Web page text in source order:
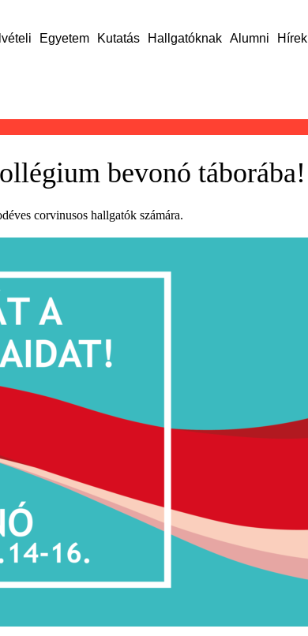
Egyetem Kutatás Hallgatóknak Alumni Hírek
bevonó táborába!
corvinusos hallgatók számára.